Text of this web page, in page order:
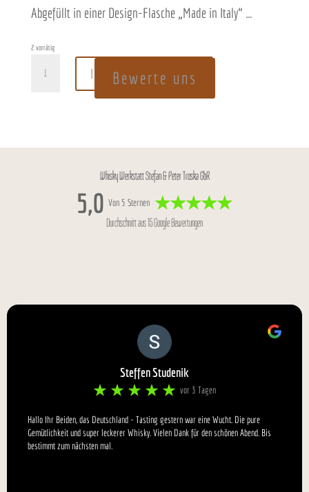
Abgefüllt in einer Design-Flasche „Made in Italy“ …
2 vorrätig
SPENCER
In den Warenkorb
Whisky Werkstatt Stefan & Peter Troska GbR
5,0 Von 5 Sternen
Durchschnitt aus 15 Google Bewertungen
Steffen Studenik
vor 3 Tagen
Hallo Ihr Beiden, das Deutschland - Tasting gestern war eine Wucht. Die pure
Gemütlichkeit und super leckerer Whisky. Vielen Dank für den schönen Abend. Bis
bestimmt zum nächsten mal.
Bewerte uns